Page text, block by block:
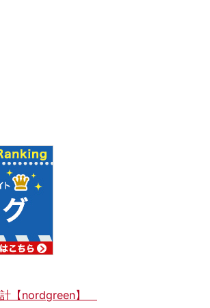
計【nordgreen】